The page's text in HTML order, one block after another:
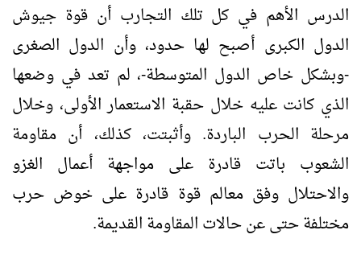
الدرس الأهم في كل تلك التجارب أن قوة جيوش
الدول الكبرى أصبح لها حدود، وأن الدول الصغرى
-وبشكل خاص الدول المتوسطة-، لم تعد في وضعها
الذي كانت عليه خلال حقبة الاستعمار الأولى، وخلال
مرحلة الحرب الباردة. وأثبتت، كذلك، أن مقاومة
الشعوب باتت قادرة على مواجهة أعمال الغزو
والاحتلال وفق معالم قوة قادرة على خوض حرب
مختلفة حتى عن حالات المقاومة القديمة.